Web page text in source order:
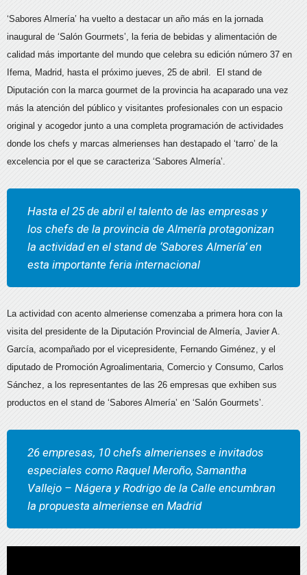
‘Sabores Almería’ ha vuelto a destacar un año más en la jornada
inaugural de ‘Salón Gourmets’, la feria de bebidas y alimentación de
calidad más importante del mundo que celebra su edición número 37 en
Ifema, Madrid, hasta el próximo jueves, 25 de abril. El stand de
Diputación con la marca gourmet de la provincia ha acaparado una vez
más la atención del público y visitantes profesionales con un espacio
original y acogedor junto a una completa programación de actividades
donde los chefs y marcas almerienses han destapado el ‘tarro’ de la
excelencia por el que se caracteriza ‘Sabores Almería’.
Hasta el 25 de abril el talento de las empresas y
los chefs de la provincia de Almería protagonizan
la actividad en el stand de ‘Sabores Almería’ en
esta importante feria internacional
La actividad con acento almeriense comenzaba a primera hora con la
visita del presidente de la Diputación Provincial de Almería, Javier A.
García, acompañado por el vicepresidente, Fernando Giménez, y el
diputado de Promoción Agroalimentaria, Comercio y Consumo, Carlos
Sánchez, a los representantes de las 26 empresas que exhiben sus
productos en el stand de ‘Sabores Almería’ en ‘Salón Gourmets’.
26 empresas, 10 chefs almerienses e invitados
especiales como Raquel Meroño, Samantha
Vallejo – Nágera y Rodrigo de la Calle encumbran
la propuesta almeriense en Madrid